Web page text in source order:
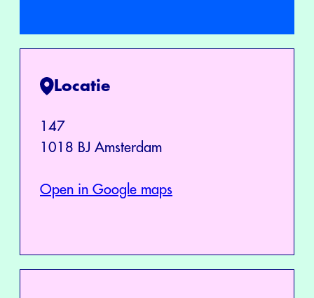
Locatie
147
1018 BJ Amsterdam
Open in Google maps